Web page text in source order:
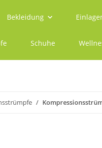
Bekleidung
Schuhe